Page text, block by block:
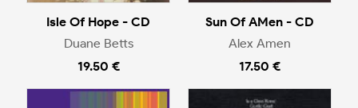
Isle Of Hope - CD
Duane Betts
19.50 €
Sun Of AMen - CD
Alex Amen
17.50 €